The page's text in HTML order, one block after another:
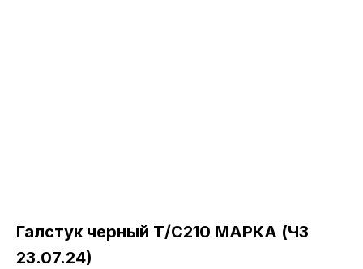
Галстук черный Т/С210 МАРКА (ЧЗ
23.07.24)